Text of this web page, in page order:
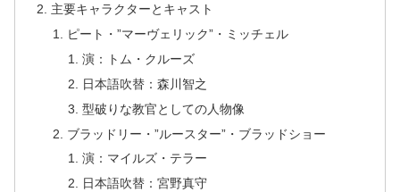
主要キャラクターとキャスト
ピート・”マーヴェリック”・ミッチェル
演：トム・クルーズ
日本語吹替：森川智之
型破りな教官としての人物像
ブラッドリー・”ルースター”・ブラッドショー
演：マイルズ・テラー
日本語吹替：宮野真守